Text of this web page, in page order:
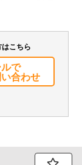
集中ドアロック
こちら
ルで
合わせ